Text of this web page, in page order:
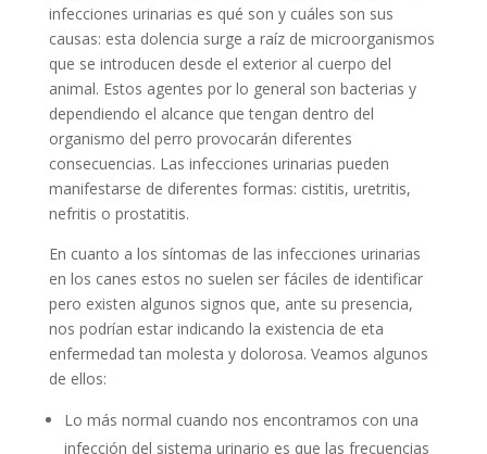
infecciones urinarias es qué son y cuáles son sus
causas: esta dolencia surge a raíz de microorganismos
que se introducen desde el exterior al cuerpo del
animal. Estos agentes por lo general son bacterias y
dependiendo el alcance que tengan dentro del
organismo del perro provocarán diferentes
consecuencias. Las infecciones urinarias pueden
manifestarse de diferentes formas: cistitis, uretritis,
nefritis o prostatitis.
En cuanto a los síntomas de las infecciones urinarias
en los canes estos no suelen ser fáciles de identificar
pero existen algunos signos que, ante su presencia,
nos podrían estar indicando la existencia de eta
enfermedad tan molesta y dolorosa. Veamos algunos
de ellos:
Lo más normal cuando nos encontramos con una
infección del sistema urinario es que las frecuencias